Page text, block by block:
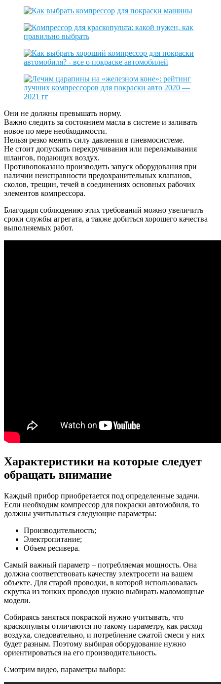
Они не должны превышать норму.
Важно следить за состоянием масла в системе и заливать
новое по мере необходимости.
Нельзя резко менять силу давления в пневмосистеме.
Не стоит допускать перекручивания или переламывания
шлангов, подающих воздух.
Противопоказано производить запуск оборудования при
наличии неисправности предохранительных клапанов,
сколов, трещин, течей в соединениях основных рабочих
элементов компрессора.
Благодаря соблюдению этих требований можно увеличить
сроки службы агрегата, а также добиться хорошего качества
выполняемых работ.
Характеристики на которые следует
обращать внимание
Каждый прибор приобретается под определенные задачи.
Если необходим компрессор для покраски автомобиля, то
должны учитываться следующие параметры:
Производительность;
Электропитание;
Объем ресивера.
Самый важный параметр – потребляемая мощность. Она
должна соответствовать качеству электросети на вашем
объекте. Для старой проводки, в которой использовалась
скрутка из тонких проводов нужно выбирать маломощные
модели.
Собираясь заняться покраской нужно учитывать, что
краскопульты отличаются по такому параметру, как расход
воздуха, следовательно, и потребление сжатой смеси у них
будет разным. Поэтому выбирая оборудование нужно
ориентироваться на его производительность.
Смотрим видео, параметры выбора: